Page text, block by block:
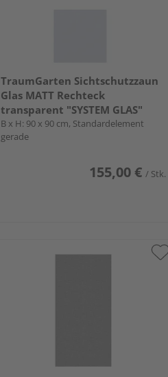
TraumGarten Sichtschutzzaun
Glas MATT Rechteck
transparent "SYSTEM GLAS"
B x H: 90 x 90 cm, Standardelement
gerade
155,00 € / Stk.